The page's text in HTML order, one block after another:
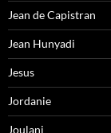
Jean de Capistran
Jean Hunyadi
Jesus
Jordanie
Joulani